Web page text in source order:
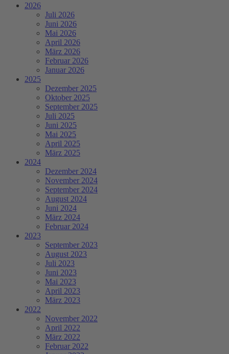
2026
Juli 2026
Juni 2026
Mai 2026
April 2026
März 2026
Februar 2026
Januar 2026
2025
Dezember 2025
Oktober 2025
September 2025
Juli 2025
Juni 2025
Mai 2025
April 2025
März 2025
2024
Dezember 2024
November 2024
September 2024
August 2024
Juni 2024
März 2024
Februar 2024
2023
September 2023
August 2023
Juli 2023
Juni 2023
Mai 2023
April 2023
März 2023
2022
November 2022
April 2022
März 2022
Februar 2022